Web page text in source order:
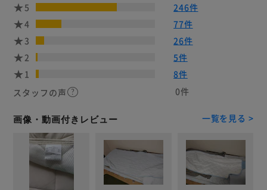
5
246件
4
77件
3
26件
2
5件
1
8件
スタッフの声
0件
画像・動画付きレビュー 一覧を見る >